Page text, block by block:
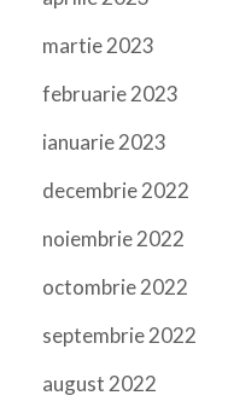
martie 2023
februarie 2023
ianuarie 2023
decembrie 2022
noiembrie 2022
octombrie 2022
septembrie 2022
august 2022